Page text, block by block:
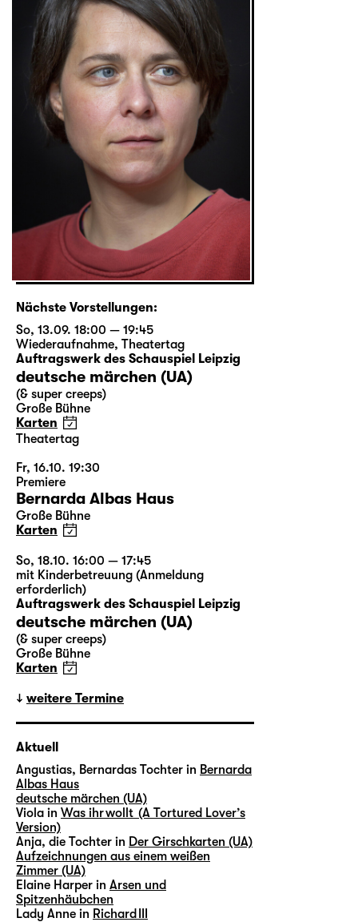
Nächste Vorstellungen:
So, 13.09. 18:00 — 19:45
Wiederaufnahme, Theatertag
Auftragswerk des Schauspiel Leipzig
deutsche märchen (UA)
(& super creeps)
Große Bühne
Karten
Theatertag
Fr, 16.10. 19:30
Premiere
Bernarda Albas Haus
Große Bühne
Karten
So, 18.10. 16:00 — 17:45
mit Kinderbetreuung (Anmeldung
erforderlich)
Auftragswerk des Schauspiel Leipzig
deutsche märchen (UA)
(& super creeps)
Große Bühne
Karten
weitere Termine
Aktuell
Angustias, Bernardas Tochter in Bernarda
Albas Haus
deutsche märchen (UA)
Viola in Was ihr wollt (A Tortured Lover’s
Version)
Anja, die Tochter in Der Girschkarten (UA)
Aufzeichnungen aus einem weißen
Zimmer (UA)
Elaine Harper in Arsen und
Spitzenhäubchen
Lady Anne in Richard III